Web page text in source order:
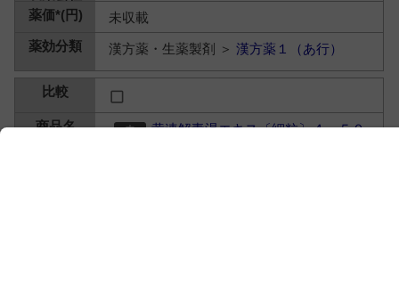
未収載
漢方薬・生薬製剤 ＞漢方薬１（あ行）
黄連解毒湯エキス〔細粒〕４ ５０